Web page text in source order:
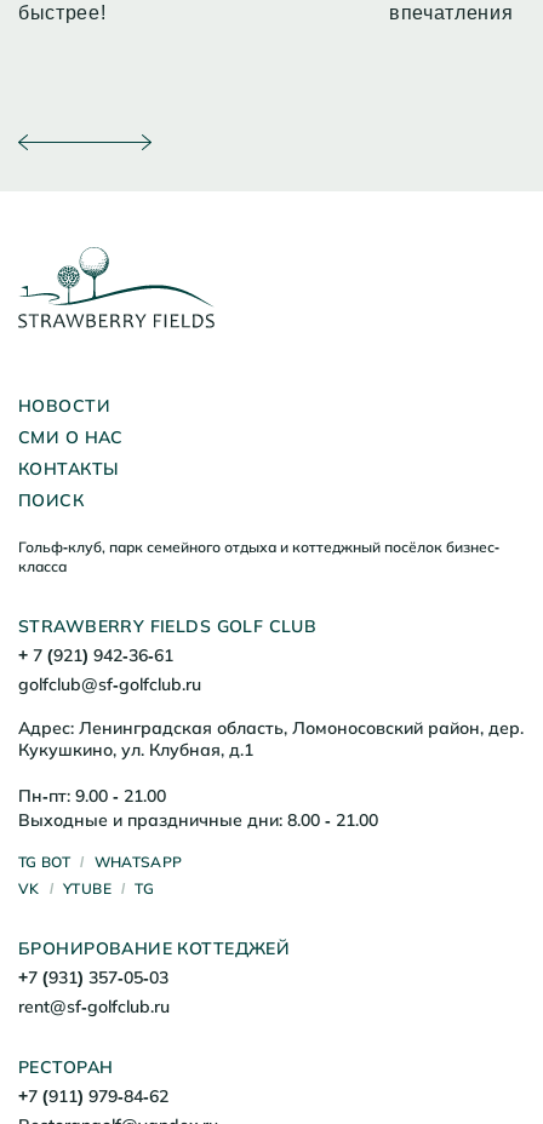
быстрее!
впечатления
НОВОСТИ
СМИ О НАС
КОНТАКТЫ
ПОИСК
Гольф-клуб, парк семейного отдыха и коттеджный посёлок бизнес-
класса
STRAWBERRY FIELDS GOLF CLUB
+ 7 (921) 942-36-61
golfclub@sf-golfclub.ru
Адрес: Ленинградская область, Ломоносовский район, дер.
Кукушкино, ул. Клубная, д.1
Пн-пт: 9.00 - 21.00
Выходные и праздничные дни: 8.00 - 21.00
TG BOT
WHATSAPP
VK
YTUBE TG
БРОНИРОВАНИЕ КОТТЕДЖЕЙ
+7 (931) 357-05-03
rent@sf-golfclub.ru
РЕСТОРАН
+7 (911) 979-84-62